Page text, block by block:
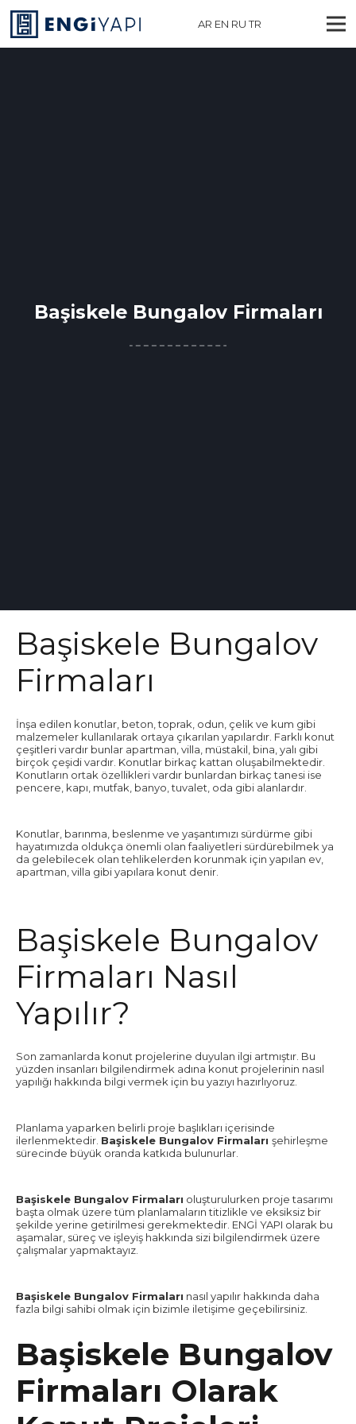
AR EN RU TR
Başiskele Bungalov Firmaları
Başiskele Bungalov
Firmaları
İnşa edilen konutlar, beton, toprak, odun, çelik ve kum gibi
malzemeler kullanılarak ortaya çıkarılan yapılardır. Farklı konut
çeşitleri vardır bunlar apartman, villa, müstakil, bina, yalı gibi
birçok çeşidi vardır. Konutlar birkaç kattan oluşabilmektedir.
Konutların ortak özellikleri vardır bunlardan birkaç tanesi ise
pencere, kapı, mutfak, banyo, tuvalet, oda gibi alanlardır.
Konutlar, barınma, beslenme ve yaşantımızı sürdürme gibi
hayatımızda oldukça önemli olan faaliyetleri sürdürebilmek ya
da gelebilecek olan tehlikelerden korunmak için yapılan ev,
apartman, villa gibi yapılara konut denir.
Başiskele Bungalov
Firmaları Nasıl
Yapılır?
Son zamanlarda konut projelerine duyulan ilgi artmıştır. Bu
yüzden insanları bilgilendirmek adına konut projelerinin nasıl
yapılığı hakkında bilgi vermek için bu yazıyı hazırlıyoruz.
Planlama yaparken belirli proje başlıkları içerisinde
ilerlenmektedir. Başiskele Bungalov Firmaları şehirleşme
sürecinde büyük oranda katkıda bulunurlar.
Başiskele Bungalov Firmaları oluşturulurken proje tasarımı
başta olmak üzere tüm planlamaların titizlikle ve eksiksiz bir
şekilde yerine getirilmesi gerekmektedir. ENGİ YAPI olarak bu
aşamalar, süreç ve işleyiş hakkında sizi bilgilendirmek üzere
çalışmalar yapmaktayız.
Başiskele Bungalov Firmaları nasıl yapılır hakkında daha
fazla bilgi sahibi olmak için bizimle iletişime geçebilirsiniz.
Başiskele Bungalov
Firmaları Olarak